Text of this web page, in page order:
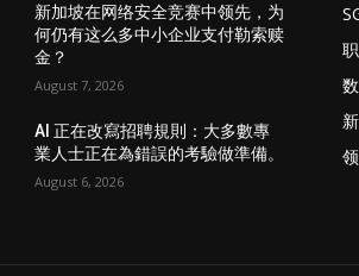
新加坡在网络安全竞赛中领先，为
何仍有这么多中小企业支付勒索赎
金？
August 7, 2026
AI 正在改寫招聘規則：大多數專
業人士正在為錯誤的考驗做準備。
August 6, 2026